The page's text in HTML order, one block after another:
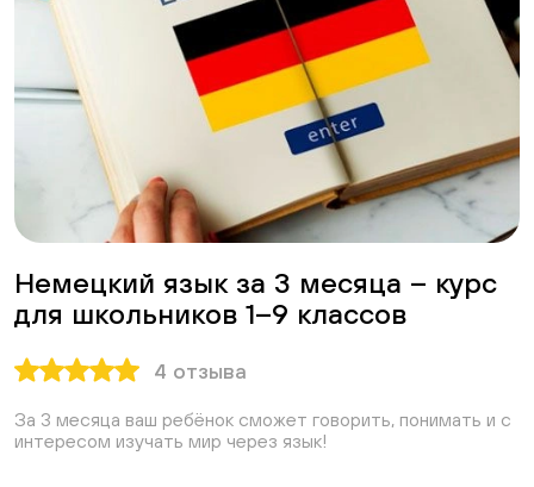
Немецкий язык за 3 месяца – курс
для школьников 1–9 классов
4 отзыва
За 3 месяца ваш ребёнок сможет говорить, понимать и с
интересом изучать мир через язык!